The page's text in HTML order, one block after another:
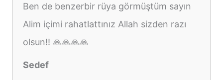
Ben de benzerbir rüya görmüştüm sayın
Alim içimi rahatlattınız Allah sizden razı
olsun!! 🙏🙏🙏🙏
Sedef